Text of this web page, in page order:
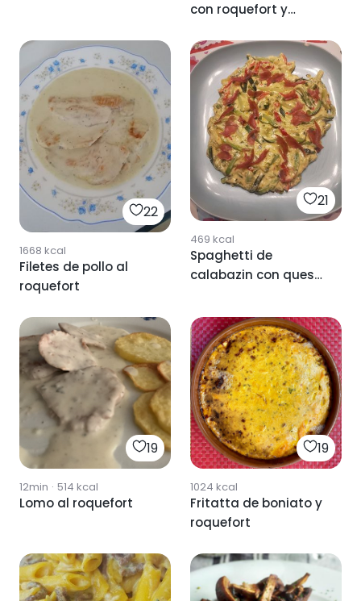
con roquefort y
22
1668 kcal
Filetes de pollo al
roquefort
21
469 kcal
Spaghetti de
calabazin con queso
19
12min · 514 kcal
Lomo al roquefort
19
1024 kcal
Fritatta de boniato y
roquefort